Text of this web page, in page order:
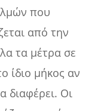
που
από την
τα μέτρα σε
ίδιο μήκος αν
διαφέρει. Οι